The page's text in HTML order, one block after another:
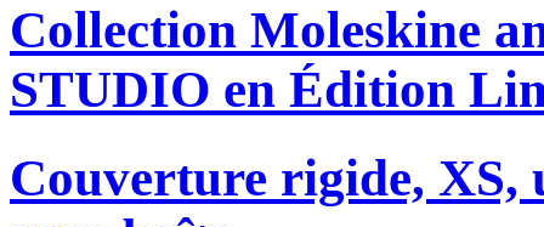
Collection Moleskine
STUDIO en Édition
Couverture rigide, XS,